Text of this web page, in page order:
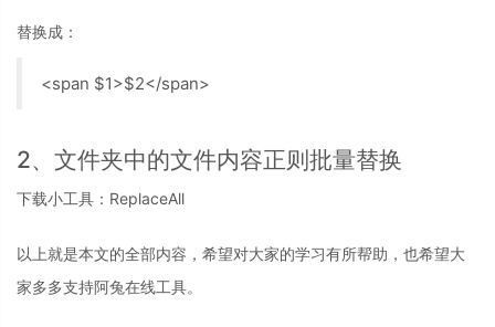
替换成：
<span $1>$2</span>
2、文件夹中的文件内容正则批量替换
下载小工具：ReplaceAll
以上就是本文的全部内容，希望对大家的学习有所帮助，也希望大
家多多支持阿兔在线工具。